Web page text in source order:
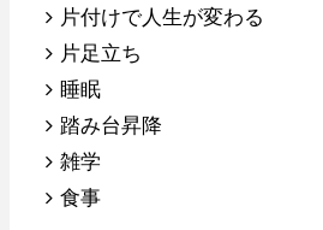
片付けで人生が変わる
片足立ち
睡眠
踏み台昇降
雑学
食事